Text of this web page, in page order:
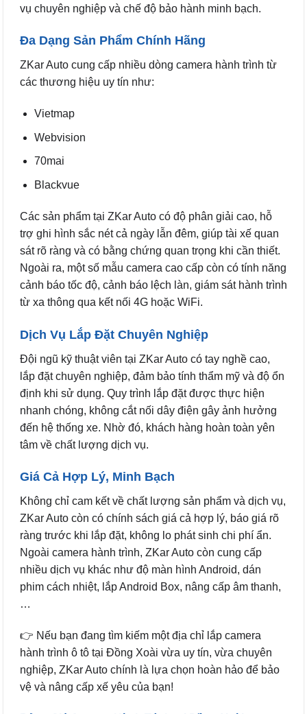
vụ chuyên nghiệp và chế độ bảo hành minh bạch.
Đa Dạng Sản Phẩm Chính Hãng
ZKar Auto cung cấp nhiều dòng camera hành trình từ
các thương hiệu uy tín như:
Vietmap
Webvision
70mai
Blackvue
Các sản phẩm tại ZKar Auto có độ phân giải cao, hỗ
trợ ghi hình sắc nét cả ngày lẫn đêm, giúp tài xế quan
sát rõ ràng và có bằng chứng quan trọng khi cần thiết.
Ngoài ra, một số mẫu camera cao cấp còn có tính năng
cảnh báo tốc độ, cảnh báo lệch làn, giám sát hành trình
từ xa thông qua kết nối 4G hoặc WiFi.
Dịch Vụ Lắp Đặt Chuyên Nghiệp
Đội ngũ kỹ thuật viên tại ZKar Auto có tay nghề cao,
lắp đặt chuyên nghiệp, đảm bảo tính thẩm mỹ và độ ổn
định khi sử dụng. Quy trình lắp đặt được thực hiện
nhanh chóng, không cắt nối dây điện gây ảnh hưởng
đến hệ thống xe. Nhờ đó, khách hàng hoàn toàn yên
tâm về chất lượng dịch vụ.
Giá Cả Hợp Lý, Minh Bạch
Không chỉ cam kết về chất lượng sản phẩm và dịch vụ,
ZKar Auto còn có chính sách giá cả hợp lý, báo giá rõ
ràng trước khi lắp đặt, không lo phát sinh chi phí ẩn.
Ngoài camera hành trình, ZKar Auto còn cung cấp
nhiều dịch vụ khác như độ màn hình Android, dán
phim cách nhiệt, lắp Android Box, nâng cấp âm thanh,
…
👉 Nếu bạn đang tìm kiếm một địa chỉ lắp camera
hành trình ô tô tại Đồng Xoài vừa uy tín, vừa chuyên
nghiệp, ZKar Auto chính là lựa chọn hoàn hảo để bảo
vệ và nâng cấp xế yêu của bạn!